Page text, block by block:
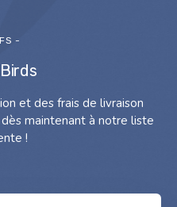
-
et des frais de livraison
maintenant à notre liste
!